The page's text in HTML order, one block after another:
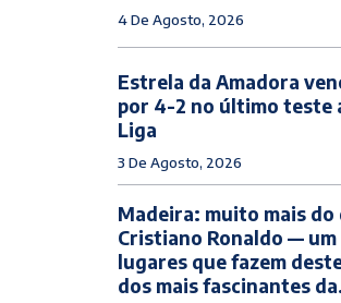
4 De Agosto, 2026
Estrela da Amadora
por 4-2 no último teste
Liga
3 De Agosto, 2026
Madeira: muito mais do
Cristiano Ronaldo —
lugares que fazem
dos mais fascinantes